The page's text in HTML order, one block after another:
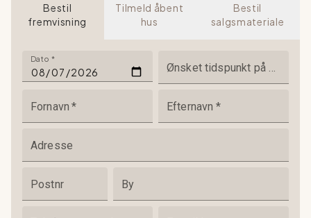
Bestil
fremvisning
Tilmeld åbent
hus
Bestil
salgsmateriale
Dato *
Ønsket tidspunkt på dagen
Fornavn * Efternavn *
Adresse
Postnr By